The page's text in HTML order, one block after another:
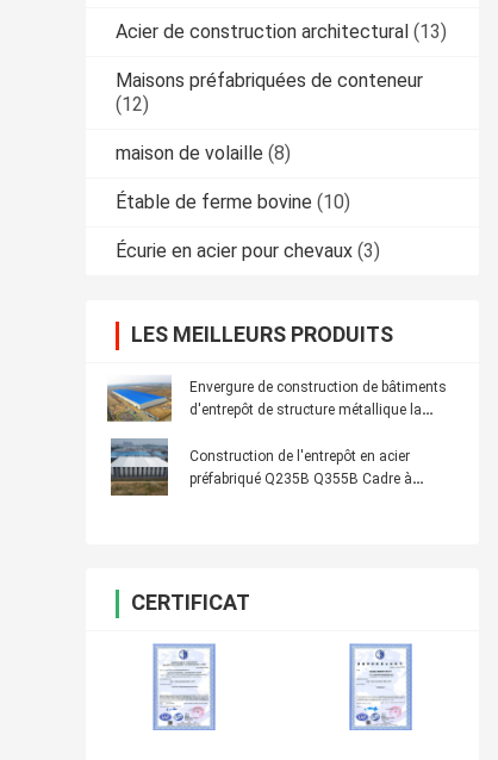
Acier de construction architectural (13)
Maisons préfabriquées de conteneur
(12)
maison de volaille (8)
Étable de ferme bovine (10)
Écurie en acier pour chevaux (3)
LES MEILLEURS PRODUITS
Envergure de construction de bâtiments
d'entrepôt de structure métallique la
Construction de l'entrepôt en acier
préfabriqué Q235B Q355B Cadre à
CERTIFICAT